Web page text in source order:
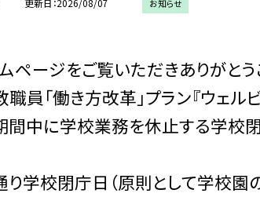
更新日 2026/08/07 お知らせ
ページをご覧いただきありがとう
職員「働き方改革」プラン『ウェ
間中に学校業務を休止する学校
り学校閉庁日（原則として学校園